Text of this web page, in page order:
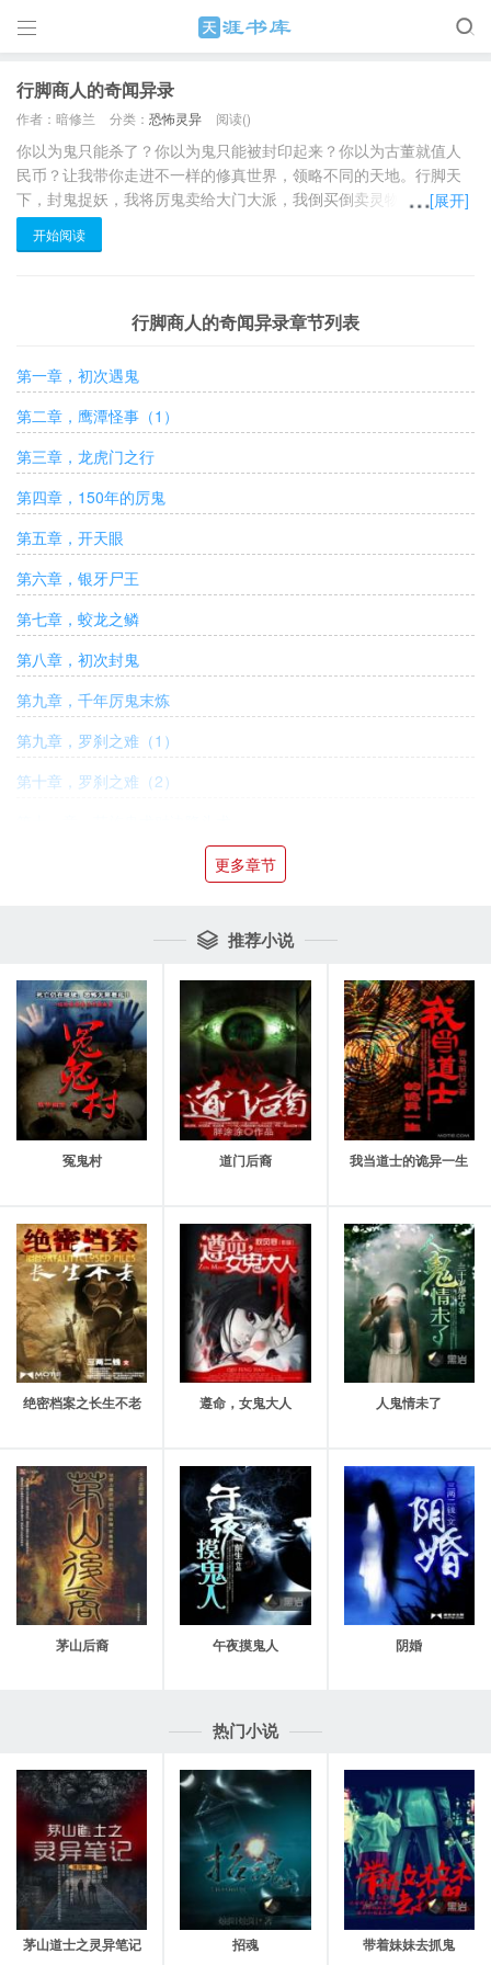

行脚商人的奇闻异录
作者：暗修兰 分类： 恐怖灵异 阅读()
你以为鬼只能杀了？你以为鬼只能被封印起来？你以为古董就值人
民币？让我带你走进不一样的修真世界，领略不同的天地。行脚天
下，封鬼捉妖，我将厉鬼卖给大门大派，我倒买倒卖灵物古董。我
战阴司，杀蛟龙。我是个活在21世纪的青年，却让你看见华夏大地
不为人知的一面。跟着我的脚步！走进你熟悉的世界的另一面!
[展开]
开始阅读
行脚商人的奇闻异录章节列表
第一章，初次遇鬼
第二章，鹰潭怪事（1）
第三章，龙虎门之行
第四章，150年的厉鬼
第五章，开天眼
第六章，银牙尸王
第七章，蛟龙之鳞
第八章，初次封鬼
第九章，千年厉鬼末炼
第九章，罗刹之难（1）
第十章，罗刹之难（2）
第十四章，末炼被灭！
第十五章，伦敦谜案（1）
第十六章，伦敦谜案（2）
第十七章，铁山去世
第十八章，水晶藏神
第十九章，封夜游神
第二十一章，泸溪赶尸人的危机
第二十二章，唐门出世
第二十三章，貔貅现世
第二十四章，闭关一年，遇见伊人
第二十五章，万鬼界
第二十六章，九尾狐之变
第二十七章，刑天之变
第二十八章，十日决开始，护天卫队队长朱战出场！
第二十九章，十日决（2）通天判决！
第三十章，十日决（3）化鬼决！
第三十四章，司马天的到来
第三十五章，司马天的身世
第三十六章，幽冥府与失乐园
第三十七章，混摩天登场
第三十八章，穷奇现
更多章节
 推荐小说
冤鬼村 道门后裔 我当道士的诡异一生
绝密档案之长生不老 遵命，女鬼大人 人鬼情未了
茅山后裔 午夜摸鬼人 阴婚
热门小说
茅山道士之灵异笔记 招魂 带着妹妹去抓鬼